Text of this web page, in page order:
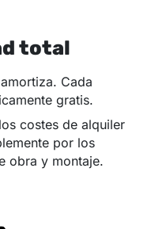
total
Cada
gratis.
costes de alquiler
por los
obra y montaje.